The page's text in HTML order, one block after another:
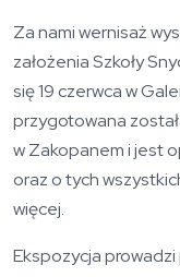
Za nami wernisaż
założenia Szkoły
się 19 czerwca w
przygotowana
w Zakopanem i jest
oraz o tych
więcej.
Ekspozycja